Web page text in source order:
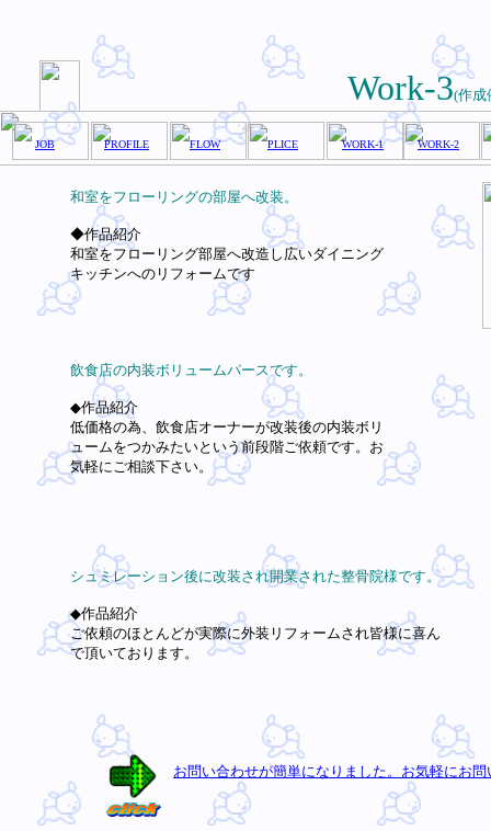
Work-3(作成
和室をフローリングの部屋へ改装。
◆作品紹介
和室をフローリング部屋へ改造し広いダイニング
キッチンへのリフォームです
飲食店の内装ボリュームパースです。
◆作品紹介
低価格の為、飲食店オーナーが改装後の内装ボリ
ュームをつかみたいという前段階ご依頼です。お
気軽にご相談下さい。
シュミレーション後に改装され開業された整骨院様です。
◆作品紹介
ご依頼のほとんどが実際に外装リフォームされ皆様に喜ん
で頂いております。
お問い合わせが簡単になりました。お気軽にお
JOB PROFILE FLOW PLICE WORK-1 WORK-2